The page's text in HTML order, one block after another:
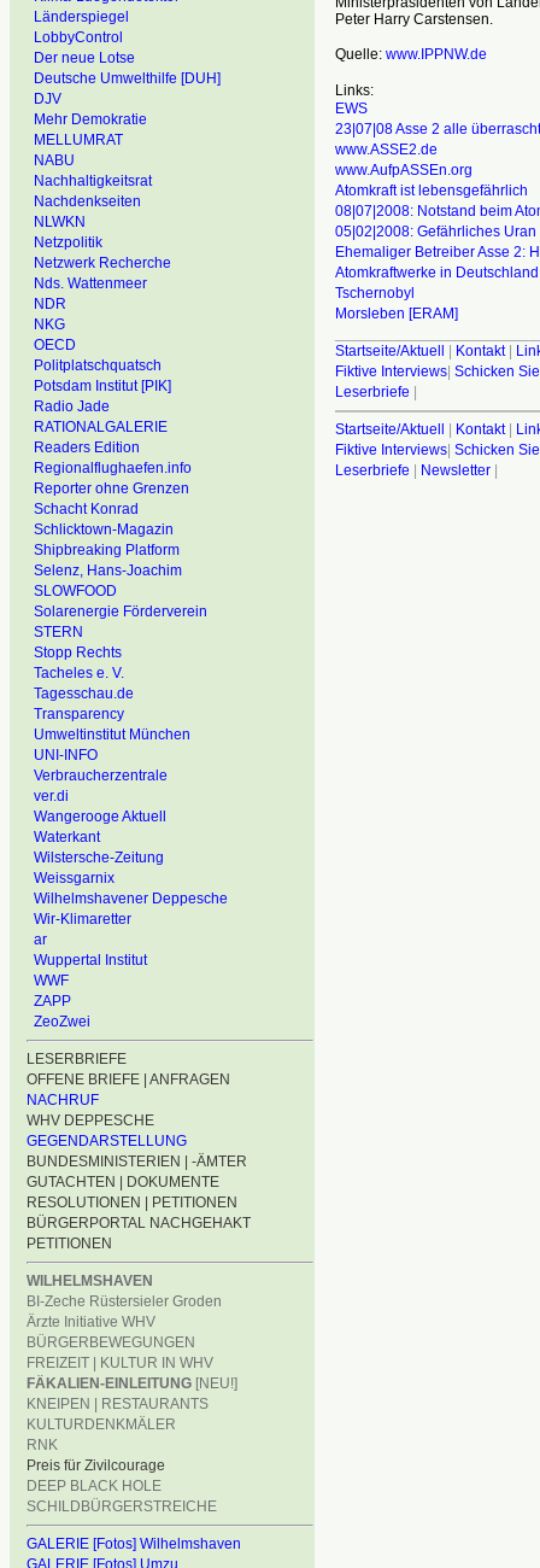
Länderspiegel
LobbyControl
Der neue Lotse
Deutsche Umwelthilfe [DUH]
DJV
Mehr Demokratie
MELLUMRAT
NABU
Nachhaltigkeitsrat
Nachdenkseiten
NLWKN
Netzpolitik
Netzwerk Recherche
Nds. Wattenmeer
NDR
NKG
OECD
Politplatschquatsch
Potsdam Institut [PIK]
Radio Jade
RATIONALGALERIE
Readers Edition
Regionalflughaefen.info
Reporter ohne Grenzen
Schacht Konrad
Schlicktown-Magazin
Shipbreaking Platform
Selenz, Hans-Joachim
SLOWFOOD
Solarenergie Förderverein
STERN
Stopp Rechts
Tacheles e. V.
Tagesschau.de
Transparency
Umweltinstitut München
UNI-INFO
Verbraucherzentrale
ver.di
Wangerooge Aktuell
Waterkant
Wilstersche-Zeitung
Weissgarnix
Wilhelmshavener Deppesche
Wir-Klimaretter
ar
Wuppertal Institut
WWF
ZAPP
ZeoZwei
LESERBRIEFE
OFFENE BRIEFE | ANFRAGEN
NACHRUF
WHV DEPPESCHE
GEGENDARSTELLUNG
BUNDESMINISTERIEN | -ÄMTER
GUTACHTEN | DOKUMENTE
RESOLUTIONEN | PETITIONEN
BÜRGERPORTAL NACHGEHAKT
PETITIONEN
WILHELMSHAVEN
BI-Zeche Rüstersieler Groden
Ärzte Initiative WHV
BÜRGERBEWEGUNGEN
FREIZEIT | KULTUR IN WHV
FÄKALIEN-EINLEITUNG [NEU!]
KNEIPEN | RESTAURANTS
KULTURDENKMÄLER
RNK
Preis für Zivilcourage
DEEP BLACK HOLE
SCHILDBÜRGERSTREICHE
GALERIE [Fotos] Wilhelmshaven
GALERIE [Fotos] Umzu
Peter Harry Carstensen.
Quelle: www.IPPNW.de
Links:
EWS
23|07|08 Asse 2 alle überrascht
www.ASSE2.de
www.AufpASSEn.org
Atomkraft ist lebensgefährlich
08|07|2008: Notstand beim
05|02|2008: Gefährliches Uran
Ehemaliger Betreiber Asse 2:
Atomkraftwerke in Deutschland
Tschernobyl
Morsleben [ERAM]
Startseite/Aktuell | Kontakt|
Fiktive Interviews| Schicken
Leserbriefe |
Startseite/Aktuell | Kontakt|
Fiktive Interviews| Schicken
Leserbriefe | Newsletter|